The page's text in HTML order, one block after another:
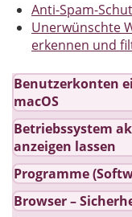
Anti-Spam-
Unerwünschte
erkennen und
Benutzerkonten
macOS
Betriebssystem
anzeigen lassen
Programme
Browser –